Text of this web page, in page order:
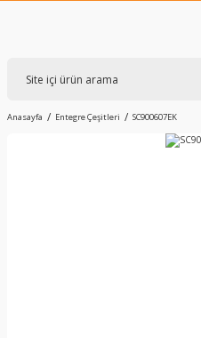
Anasayfa Entegre Çeşitleri SC900607EK